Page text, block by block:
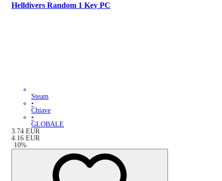
Helldivers Random 1 Key PC
Steam
•
Chiave
•
GLOBALE
3.74 EUR
4.16 EUR
-10%